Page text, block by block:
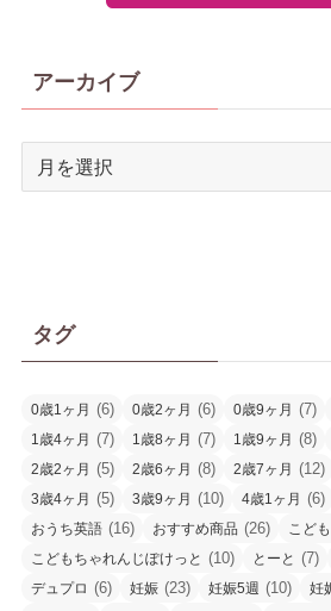
アーカイブ
タグ
0歳1ヶ月 (6) 0歳2ヶ月 (6) 0歳9ヶ月 (7)
1歳4ヶ月 (7) 1歳8ヶ月 (7) 1歳9ヶ月 (8)
2歳2ヶ月 (5) 2歳6ヶ月 (8) 2歳7ヶ月 (12)
3歳4ヶ月 (5) 3歳9ヶ月 (10) 4歳1ヶ月 (6)
おうち英語 (16) おすすめ商品 (26) こど
こどもちゃれんじぽけっと (10) とーと (7)
デュプロ (6) 妊娠 (23) 妊娠5週 (10) 妊